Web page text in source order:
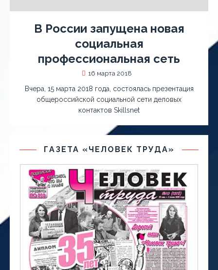
В России запущена новая
социальная
профессиональная сеть
16 марта 2018
Вчера, 15 марта 2018 года, состоялась презентация
общероссийской социальной сети деловых
контактов Skillsnet
ГАЗЕТА «ЧЕЛОВЕК ТРУДА»